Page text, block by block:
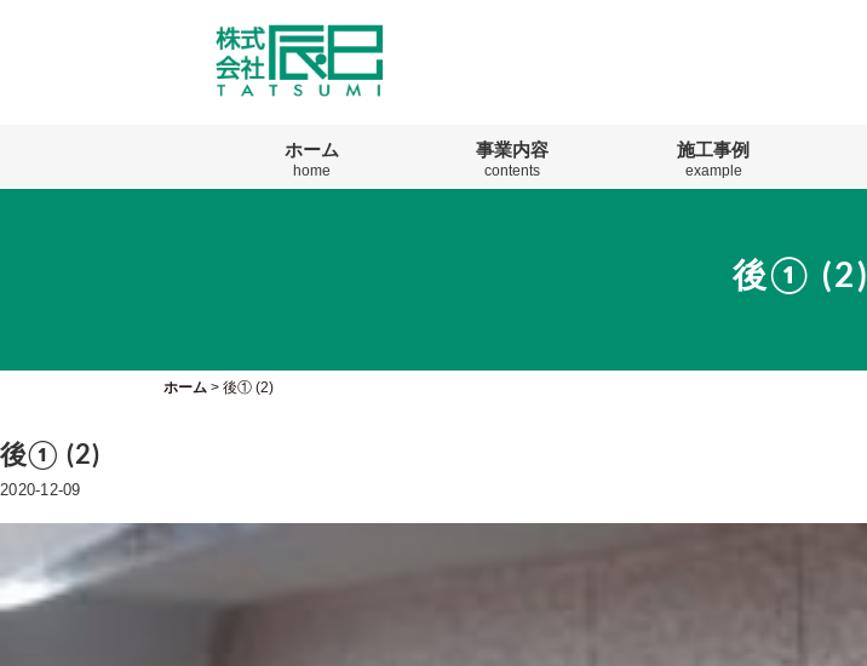
ホーム
home
事業内容
contents
施工事例
example
後① (2)
ホーム> 後① (2)
後① (2)
2020-12-09